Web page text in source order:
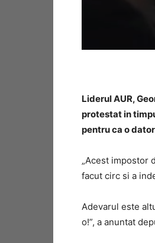
Liderul AUR,
protestat in
pentru ca o
„Acest impostor
facut circ si a
Adevarul este
o!”, a anuntat